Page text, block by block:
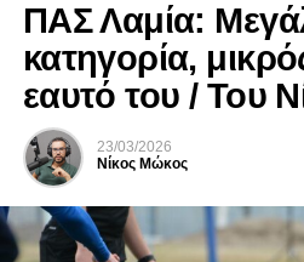
ΠΑΣ Λαμία:
κατηγορία,
εαυτό του / Του
23/03/2026
Νίκος Μώκος